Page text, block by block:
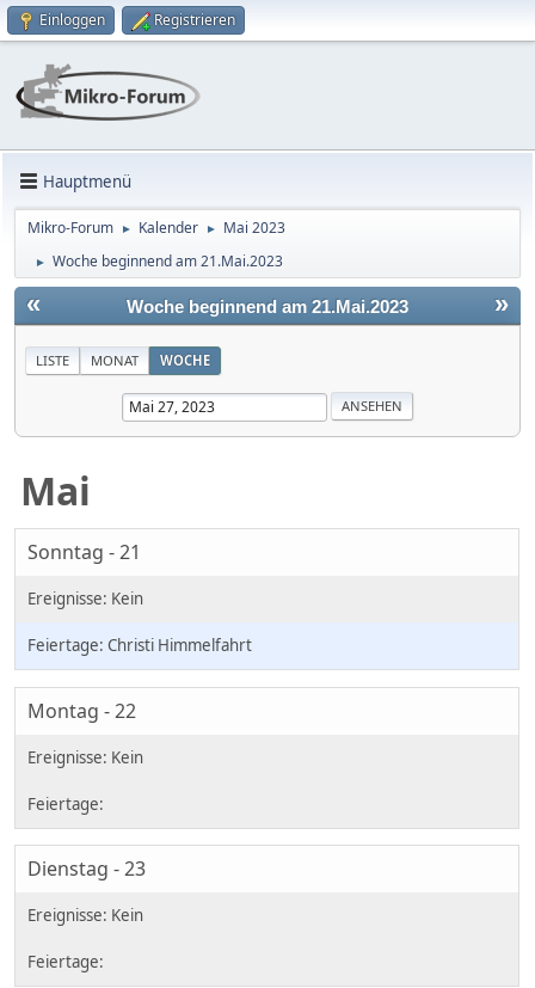
Einloggen Registrieren
Hauptmenü
Mikro-Forum ► Kalender ► Mai 2023
► Woche beginnend am 21.Mai.2023
« »
Woche beginnend am 21.Mai.2023
LISTE MONAT WOCHE
Mai
Sonntag - 21
Christi Himmelfahrt
Montag - 22
Dienstag - 23